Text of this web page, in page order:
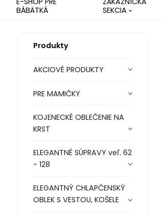
BÁBÄTKÁ
SEKCIA
Produkty
AKCIOVÉ PRODUKTY
PRE MAMIČKY
KOJENECKÉ OBLEČENIE NA
KRST
ELEGANTNÉ SÚPRAVY veľ. 62
- 128
ELEGANTNÝ CHLAPČENSKÝ
OBLEK S VESTOU, KOŠELE